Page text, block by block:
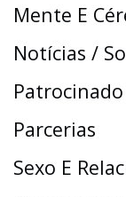
Mente E
Notícias /
Parcerias
Sexo E